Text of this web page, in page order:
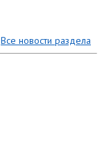
Все новости раздела